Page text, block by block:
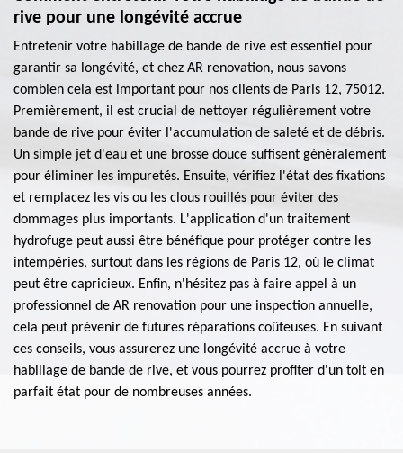
rive pour une longévité accrue
Entretenir votre habillage de bande de rive est essentiel pour
garantir sa longévité, et chez AR renovation, nous savons
combien cela est important pour nos clients de Paris 12, 75012.
Premièrement, il est crucial de nettoyer régulièrement votre
bande de rive pour éviter l'accumulation de saleté et de débris.
Un simple jet d'eau et une brosse douce suffisent généralement
pour éliminer les impuretés. Ensuite, vérifiez l'état des fixations
et remplacez les vis ou les clous rouillés pour éviter des
dommages plus importants. L'application d'un traitement
hydrofuge peut aussi être bénéfique pour protéger contre les
intempéries, surtout dans les régions de Paris 12, où le climat
peut être capricieux. Enfin, n'hésitez pas à faire appel à un
professionnel de AR renovation pour une inspection annuelle,
cela peut prévenir de futures réparations coûteuses. En suivant
ces conseils, vous assurerez une longévité accrue à votre
habillage de bande de rive, et vous pourrez profiter d'un toit en
parfait état pour de nombreuses années.